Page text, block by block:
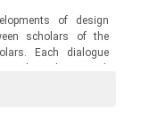
of design
scholars of the
Each dialogue
innovation, fashion
design.